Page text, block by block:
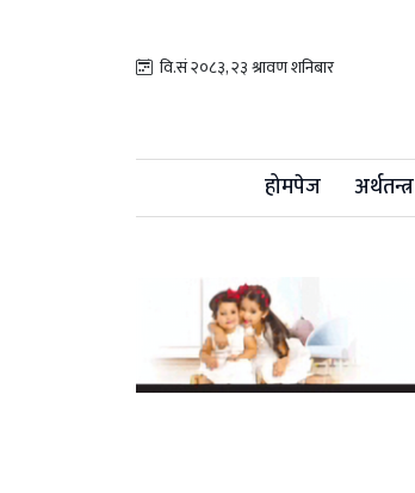
वि.सं २०८३, २३ श्रावण शनिबार
होमपेज अर्थतन्त्र